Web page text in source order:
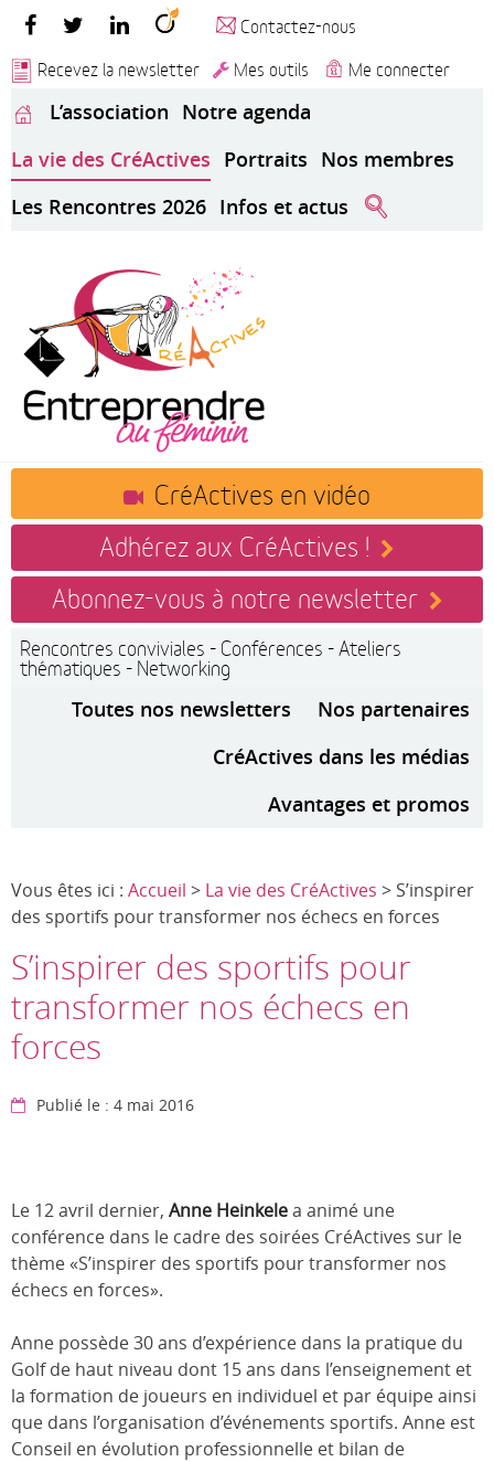
Contactez-nous
Recevez la newsletter
Mes outils Me connecter
L’association Notre agenda
La vie des CréActives Portraits Nos membres
Les Rencontres 2026 Infos et actus
CréActives en vidéo
Adhérez aux CréActives !
Abonnez-vous à notre newsletter
Rencontres conviviales - Conférences - Ateliers
thématiques - Networking
Toutes nos newsletters
Nos partenaires
CréActives dans les médias
Avantages et promos
Vous êtes ici : Accueil > La vie des CréActives > S’inspirer
des sportifs pour transformer nos échecs en forces
S’inspirer des sportifs pour
transformer nos échecs en
forces
Publié le : 4 mai 2016
Le 12 avril dernier, Anne Heinkelea animé une
conférence dans le cadre des soirées CréActives sur le
thème «S’inspirer des sportifs pour transformer nos
échecs en forces».
Anne possède 30 ans d’expérience dans la pratique du
Golf de haut niveau dont 15 ans dans l’enseignement et
la formation de joueurs en individuel et par équipe ainsi
que dans l’organisation d’événements sportifs. Anne est
Conseil en évolution professionnelle et bilan de